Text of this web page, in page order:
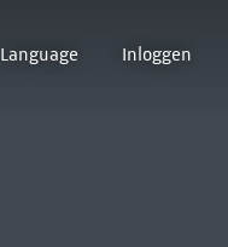
Language Inloggen